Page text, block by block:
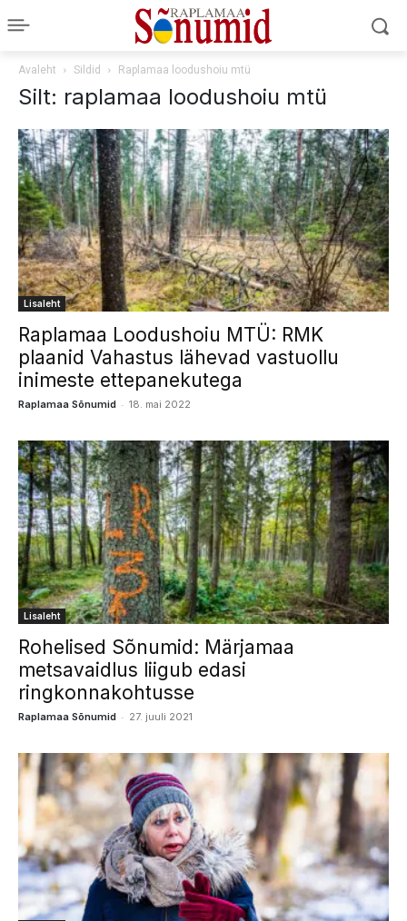
Avaleht Sildid Raplamaa loodushoiu mtü
Silt: raplamaa loodushoiu mtü
Lisaleht
Raplamaa Loodushoiu MTÜ: RMK
plaanid Vahastus lähevad vastuollu
inimeste ettepanekutega
Raplamaa Sõnumid - 18. mai 2022
Lisaleht
Rohelised Sõnumid: Märjamaa
metsavaidlus liigub edasi
ringkonnakohtusse
Raplamaa Sõnumid - 27. juuli 2021